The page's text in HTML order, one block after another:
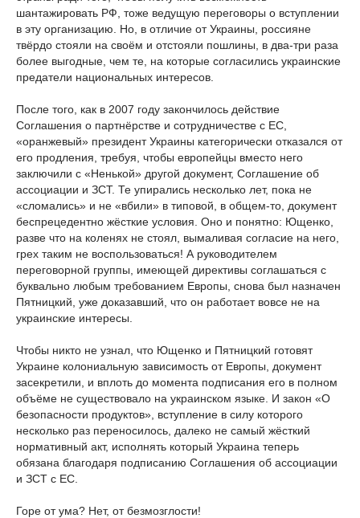
шантажировать РФ, тоже ведущую переговоры о вступлении
в эту организацию. Но, в отличие от Украины, россияне
твёрдо стояли на своём и отстояли пошлины, в два-три раза
более выгодные, чем те, на которые согласились украинские
предатели национальных интересов.
После того, как в 2007 году закончилось действие
Соглашения о партнёрстве и сотрудничестве с ЕС,
«оранжевый» президент Украины категорически отказался от
его продления, требуя, чтобы европейцы вместо него
заключили с «Ненькой» другой документ, Соглашение об
ассоциации и ЗСТ. Те упирались несколько лет, пока не
«сломались» и не «вбили» в типовой, в общем-то, документ
беспрецедентно жёсткие условия. Оно и понятно: Ющенко,
разве что на коленях не стоял, вымаливая согласие на него,
грех таким не воспользоваться! А руководителем
переговорной группы, имеющей директивы соглашаться с
буквально любым требованием Европы, снова был назначен
Пятницкий, уже доказавший, что он работает вовсе не на
украинские интересы.
Чтобы никто не узнал, что Ющенко и Пятницкий готовят
Украине колониальную зависимость от Европы, документ
засекретили, и вплоть до момента подписания его в полном
объёме не существовало на украинском языке. И закон «О
безопасности продуктов», вступление в силу которого
несколько раз переносилось, далеко не самый жёсткий
нормативный акт, исполнять который Украина теперь
обязана благодаря подписанию Соглашения об ассоциации
и ЗСТ с ЕС.
Горе от ума? Нет, от безмозглости!